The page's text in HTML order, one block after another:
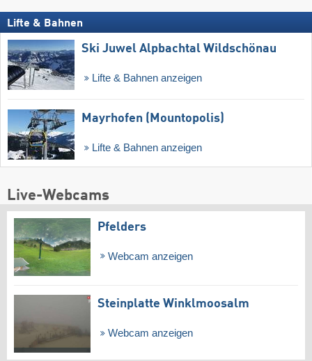
Lifte & Bahnen
Ski Juwel Alpbachtal Wildschönau
Lifte & Bahnen anzeigen
Mayrhofen (Mountopolis)
Lifte & Bahnen anzeigen
Live-Webcams
Pfelders
Webcam anzeigen
Steinplatte Winklmoosalm
Webcam anzeigen